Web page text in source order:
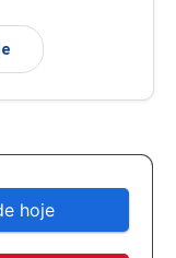
hoje